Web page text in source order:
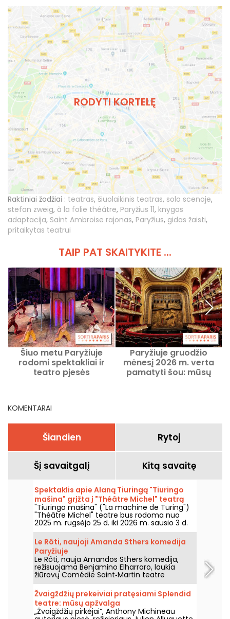
RODYTI KORTELĘ
Raktiniai žodžiai : teatras, šiuolaikinis teatras, solo scenoje,
stefan zweig, à la folie théâtre, Paryžius 11, knygos
adaptacija, Saint Ambroise rajonas, Paryžius, gidas žaisti,
pritaikytas teatrui
TAIP PAT SKAITYKITE ...
Šiuo metu Paryžiuje
rodomi spektakliai ir
teatro pjesės
Paryžiuje gruodžio
mėnesį 2026 m. verta
pamatyti šou: mūsų
KOMENTARAI
Šiandien Rytoj
Šį savaitgalį Kitą savaitę
Spektaklis apie Alaną Tiuringą "Tiuringo
mašina" grįžta į "Théâtre Michel" teatrą
"Tiuringo mašina" ("La machine de Turing")
"Théâtre Michel" teatre bus rodoma nuo
2025 m. rugsėjo 25 d. iki 2026 m. sausio 3 d.
Tikra matematiko Alano Tiuringo istorija
paremtas spektaklis sulaukė didelio
pasisekimo nuo tada, kai buvo pristatytas
Avinjono festivalyje.
Le Rôti, naujoji Amanda Sthers komedija
Paryžiuje
Le Rôti, nauja Amandos Sthers komedija,
režisuojama Benjamino Elharraro, laukia
žiūrovų Comédie Saint‑Martin teatre
Paryžiuje iki 2026 m. spalio 15 d.
Žvaigždžių prekeiviai pratęsiami Splendid
teatre: mūsų apžvalga
„Žvaigždžių pirkėjai“, Anthony Michineau